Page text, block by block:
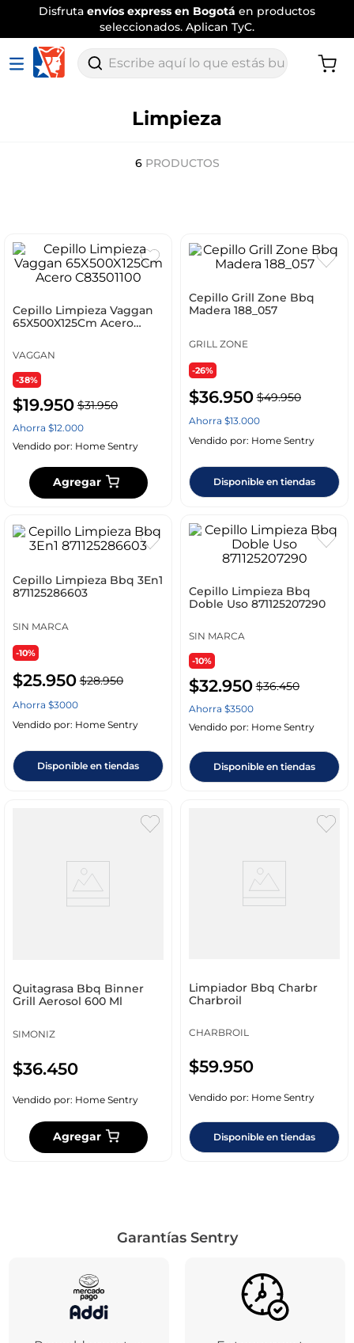
Disfruta envíos express en Bogotá en productos
seleccionados. Aplican TyC.
Escribe aquí lo que estás buscando
Limpieza
6 PRODUCTOS
Cepillo Limpieza Vaggan
65X500X125Cm Acero
VAGGAN
-38%
$19.950 $31.950
Ahorra $12.000
Vendido por: Home Sentry
Agregar
Cepillo Grill Zone Bbq
Madera 188_057
GRILL ZONE
-26%
$36.950 $49.950
Ahorra $13.000
Vendido por: Home Sentry
Disponible en tiendas
Cepillo Limpieza Bbq 3En1
871125286603
SIN MARCA
-10%
$25.950 $28.950
Ahorra $3000
Vendido por: Home Sentry
Disponible en tiendas
Cepillo Limpieza Bbq
Doble Uso 871125207290
SIN MARCA
-10%
$32.950 $36.450
Ahorra $3500
Vendido por: Home Sentry
Disponible en tiendas
Quitagrasa Bbq Binner
Grill Aerosol 600 Ml
SIMONIZ
$36.450
Vendido por: Home Sentry
Agregar
Limpiador Bbq Charbr
Charbroil
CHARBROIL
$59.950
Vendido por: Home Sentry
Disponible en tiendas
Garantías Sentry